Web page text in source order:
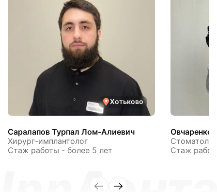
Хотьково
Саралапов Турпал Лом-Алиевич
Хирург-имплантолог
Стаж работы - более 5 лет
Овчаренко
Стаж